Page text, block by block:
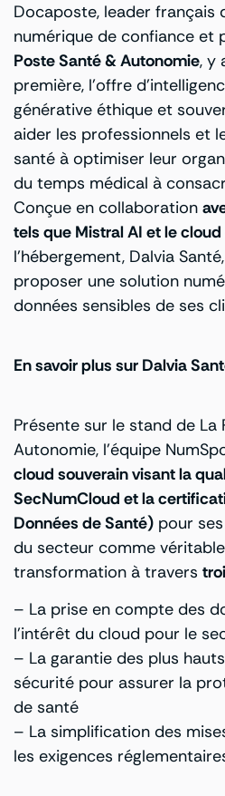
Docaposte, leader français
numérique de confiance et
Poste Santé & Autonomie, y
première, l’offre
générative éthique et
aider les professionnels et
santé à optimiser leur
du temps médical à
Conçue en collaboration
tels que Mistral AI et le
l’hébergement, Dalvia
proposer une solution
données sensibles de ses
En savoir plus sur Dalvia San
Présente sur le stand de La
Autonomie, l’équipe
cloud souverain visant la
SecNumCloud et la
Données de Santé) pour
du secteur comme
transformation à travers
– La prise en compte des
l’intérêt du cloud pour le
– La garantie des plus
sécurité pour assurer la
de santé
– La simplification des
les exigences